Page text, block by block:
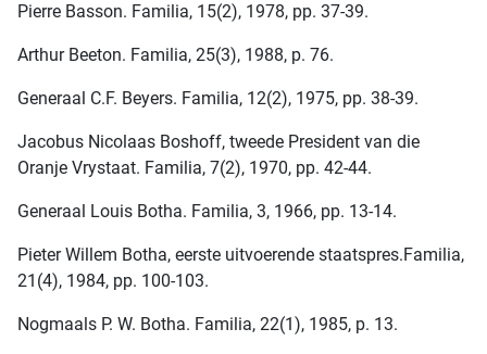
Pierre Basson. Familia, 15(2), 1978, pp. 37-39.
Arthur Beeton. Familia, 25(3), 1988, p. 76.
Generaal C.F. Beyers. Familia, 12(2), 1975, pp. 38-39.
Jacobus Nicolaas Boshoff, tweede President van die
Oranje Vrystaat. Familia, 7(2), 1970, pp. 42-44.
Generaal Louis Botha. Familia, 3, 1966, pp. 13-14.
Pieter Willem Botha, eerste uitvoerende staatspres.Familia,
21(4), 1984, pp. 100-103.
Nogmaals P. W. Botha. Familia, 22(1), 1985, p. 13.